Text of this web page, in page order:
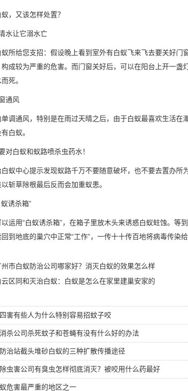
，又该怎样处置？
水让它溺水亡
所给您支招：假设晚上看到室外有白蚁飞来飞去要关好
成较为严重的危害。而门窗关好后，可以在阳台上开一
而死。
通风
调通风，特别是在雨过天晴之后，由于白蚁最喜欢生活
白蚁。
对白蚁和蚁路喷杀虫药水！
白蚁中心提示发现蚁路千万不要随意破坏，也不要去置办所
斩草除根最后反而会加重蚁患。
诱杀箱”
运用“白蚁诱杀箱”，在箱子里放木头来诱惑白蚁蛀蚀。
到地底的巢穴中正常“工作”，一传十十传百地将病毒传染
州市白蚁防治公司哪家好？消灭白蚁的效果怎么样
云区同和灭治白蚁：白蚁是怎么在家里建巢安家的
害有些人为什么特别容易招蚊子咬
杀公司杀死蚊子和苍蝇有没有什么好的办法
治站截头堆砂白蚁的三种扩散传播途径
虫害公司有臭虫怎样彻底消灭？被咬用什么药最好
危害最严重的地区之一